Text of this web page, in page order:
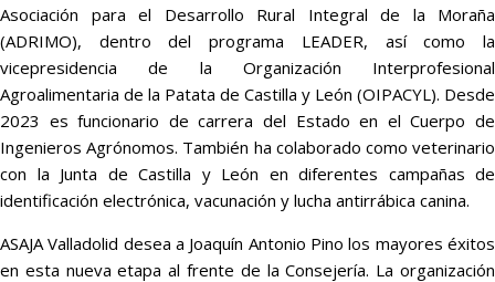
Asociación para el Desarrollo Rural Integral de la Moraña
(ADRIMO), dentro del programa LEADER, así como la
vicepresidencia de la Organización Interprofesional
Agroalimentaria de la Patata de Castilla y León (OIPACYL). Desde
2023 es funcionario de carrera del Estado en el Cuerpo de
Ingenieros Agrónomos. También ha colaborado como veterinario
con la Junta de Castilla y León en diferentes campañas de
identificación electrónica, vacunación y lucha antirrábica canina.
ASAJA Valladolid desea a Joaquín Antonio Pino los mayores éxitos
en esta nueva etapa al frente de la Consejería. La organización